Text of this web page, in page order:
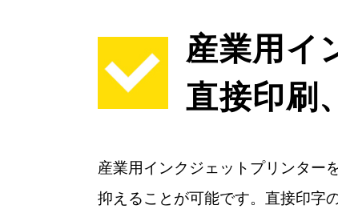
産業用イ
直接印刷
産業用インクジェットプリンター
抑えることが可能です。直接印字